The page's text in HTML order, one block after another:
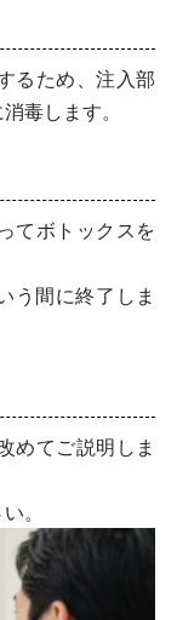
るため、注入部
毒します。
てボトックスを
う間に終了しま
めてご説明しま
。